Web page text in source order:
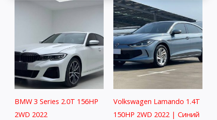
BMW 3 Series 2.0T 156HP
2WD 2022
Volkswagen Lamando 1.4T
150HP 2WD 2022 | Синий